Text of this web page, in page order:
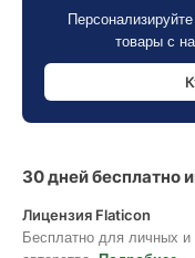
товары с
30 дней бесплатно
Лицензия Flaticon
Бесплатно для личных и